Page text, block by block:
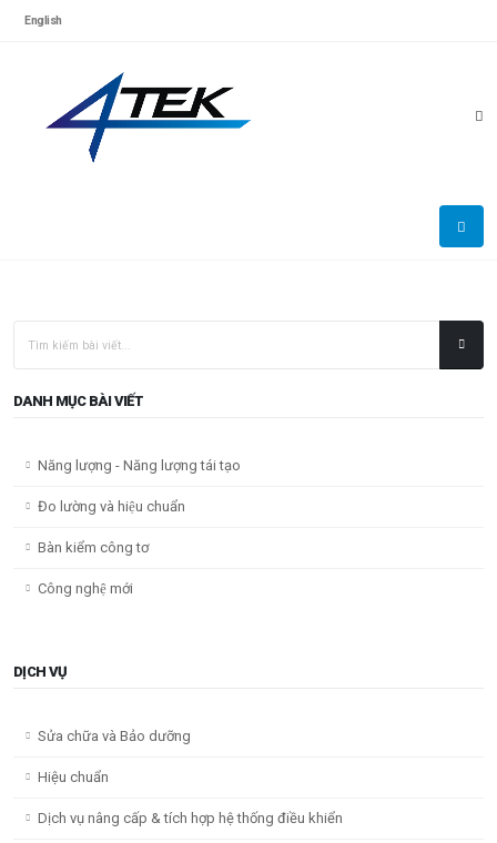
English
DANH MỤC BÀI VIẾT
Năng lượng - Năng lượng tái tạo
Đo lường và hiệu chuẩn
Bàn kiểm công tơ
Công nghệ mới
DỊCH VỤ
Sửa chữa và Bảo dưỡng
Hiệu chuẩn
Dịch vụ nâng cấp & tích hợp hệ thống điều khiển